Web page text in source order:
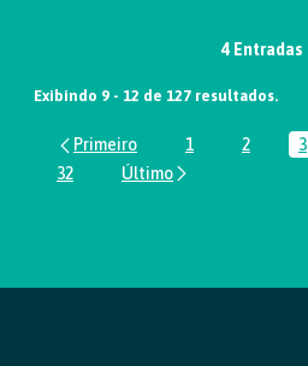
4 Entradas
Exibindo 9 - 12 de 127 resultados.
Página
1 Página
2 3
Página
32